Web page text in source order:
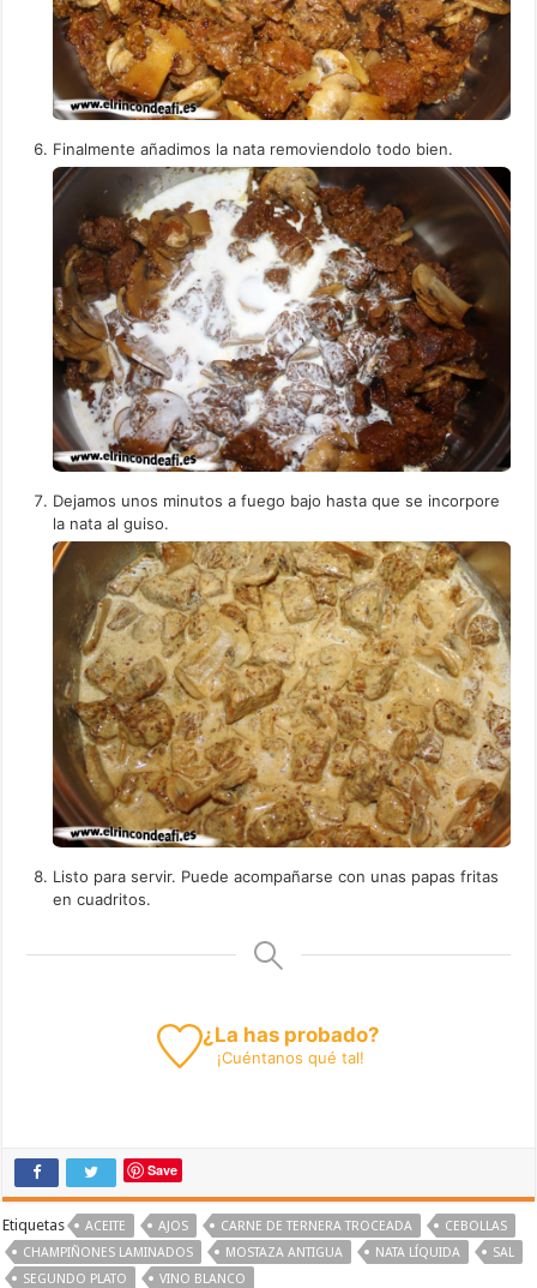
Finalmente añadimos la nata removiendolo todo bien.
Dejamos unos minutos a fuego bajo hasta que se incorpore
la nata al guiso.
Listo para servir. Puede acompañarse con unas papas fritas
en cuadritos.
¿La has probado?
¡Cuéntanos qué tal!
Save
Etiquetas ACEITE AJOS CARNE DE TERNERA TROCEADA
CEBOLLAS
CHAMPIÑONES LAMINADOS
MOSTAZA ANTIGUA NATA LÍQUIDA
SAL
SEGUNDO PLATO
VINO BLANCO